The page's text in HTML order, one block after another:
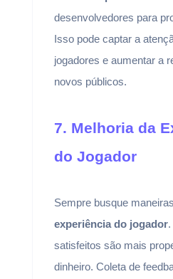
desenvolvedores para
Isso pode captar a
jogadores e aumentar a
novos públicos.
7. Melhoria da
do Jogador
Sempre busque
experiência do jogador.
satisfeitos são mais
dinheiro. Coleta de